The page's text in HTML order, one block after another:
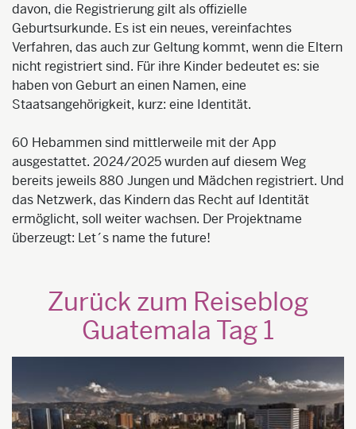
davon, die Registrierung gilt als offizielle
Geburtsurkunde. Es ist ein neues, vereinfachtes
Verfahren, das auch zur Geltung kommt, wenn die Eltern
nicht registriert sind. Für ihre Kinder bedeutet es: sie
haben von Geburt an einen Namen, eine
Staatsangehörigkeit, kurz: eine Identität.
60 Hebammen sind mittlerweile mit der App
ausgestattet. 2024/2025 wurden auf diesem Weg
bereits jeweils 880 Jungen und Mädchen registriert. Und
das Netzwerk, das Kindern das Recht auf Identität
ermöglicht, soll weiter wachsen. Der Projektname
überzeugt: Let´s name the future!
Zurück zum Reiseblog
Guatemala Tag 1